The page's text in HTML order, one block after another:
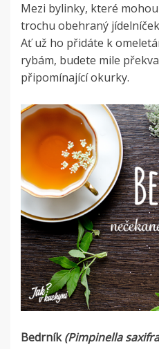
Mezi bylinky, které
trochu obehraný
Ať už ho přidáte k
rybám, budete mile
připomínající okurky.
Bedrník(Pimpinella